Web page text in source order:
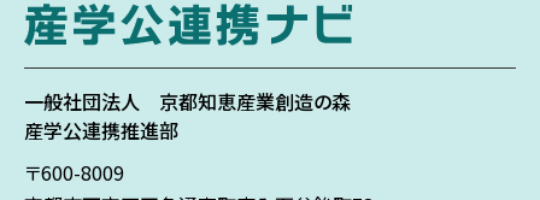
一般社団法人 京都知恵産業創造の森
産学公連携推進部
〒600-8009